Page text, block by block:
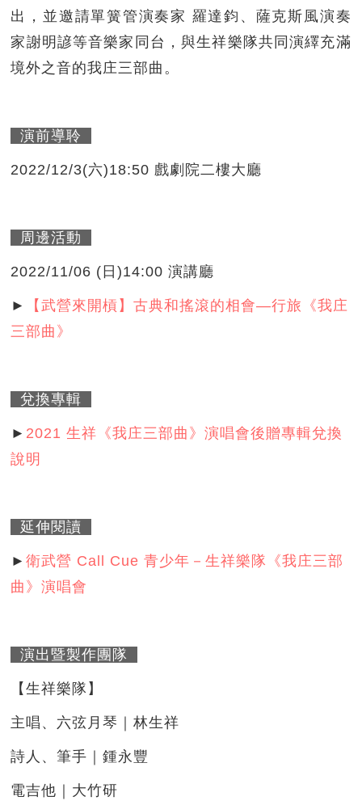
出，並邀請單簧管演奏家 羅達鈞、薩克斯風演奏
家謝明諺等音樂家同台，與生祥樂隊共同演繹充滿
境外之音的我庄三部曲。
演前導聆
2022/12/3(六)18:50 戲劇院二樓大廳
周邊活動
2022/11/06 (日)14:00 演講廳
►
【武營來開槓】古典和搖滾的相會—行旅《我庄
三部曲》
兌換專輯
► 2021 生祥《我庄三部曲》演唱會後贈專輯兌換
說明
延伸閱讀
►衛武營 Call Cue 青少年－生祥樂隊《我庄三部
曲》演唱會
演出暨製作團隊
【生祥樂隊】
主唱、六弦月琴｜林生祥
詩人、筆手｜鍾永豐
電吉他｜大竹研